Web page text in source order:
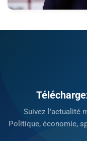
Suivez l'actualité
Politique, économie,